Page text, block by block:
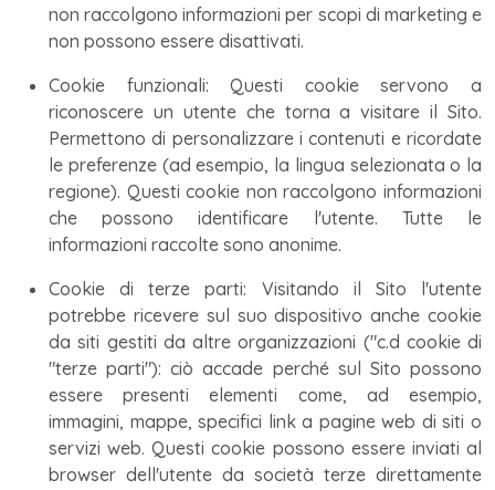
non raccolgono informazioni per scopi di marketing e
non possono essere disattivati.
Cookie funzionali: Questi cookie servono a
riconoscere un utente che torna a visitare il Sito.
Permettono di personalizzare i contenuti e ricordate
le preferenze (ad esempio, la lingua selezionata o la
regione). Questi cookie non raccolgono informazioni
che possono identificare l'utente. Tutte le
informazioni raccolte sono anonime.
Cookie di terze parti: Visitando il Sito l'utente
potrebbe ricevere sul suo dispositivo anche cookie
da siti gestiti da altre organizzazioni ("c.d cookie di
"terze parti"): ciò accade perché sul Sito possono
essere presenti elementi come, ad esempio,
immagini, mappe, specifici link a pagine web di siti o
servizi web. Questi cookie possono essere inviati al
browser dell'utente da società terze direttamente